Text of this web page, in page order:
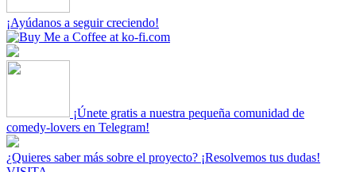
¡Ayúdanos a seguir creciendo!
¡Únete gratis a nuestra pequeña comunidad de
comedy-lovers en Telegram!
¿Quieres saber más sobre el proyecto? ¡Resolvemos tus dudas!